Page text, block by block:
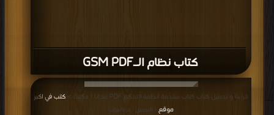
كتاب نظام الـGSM PDF
قراءة و تحميل كتاب كتاب مقدمة أنظمة التحكم PDF مجانا | مكتبة >
كتب في اكبر
موقع
| التحميل : مرة/مرات